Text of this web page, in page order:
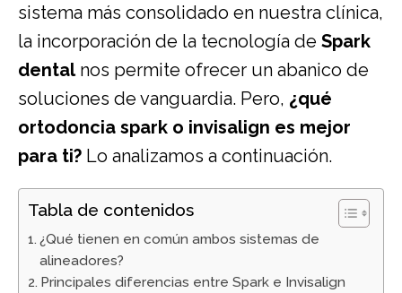
sistema más consolidado en nuestra clínica,
la incorporación de la tecnología de Spark
dentalnos permite ofrecer un abanico de
soluciones de vanguardia. Pero, ¿qué
ortodoncia spark o invisalign es mejor
para ti? Lo analizamos a continuación.
Tabla de contenidos
¿Qué tienen en común ambos sistemas de
alineadores?
Principales diferencias entre Spark e Invisalign